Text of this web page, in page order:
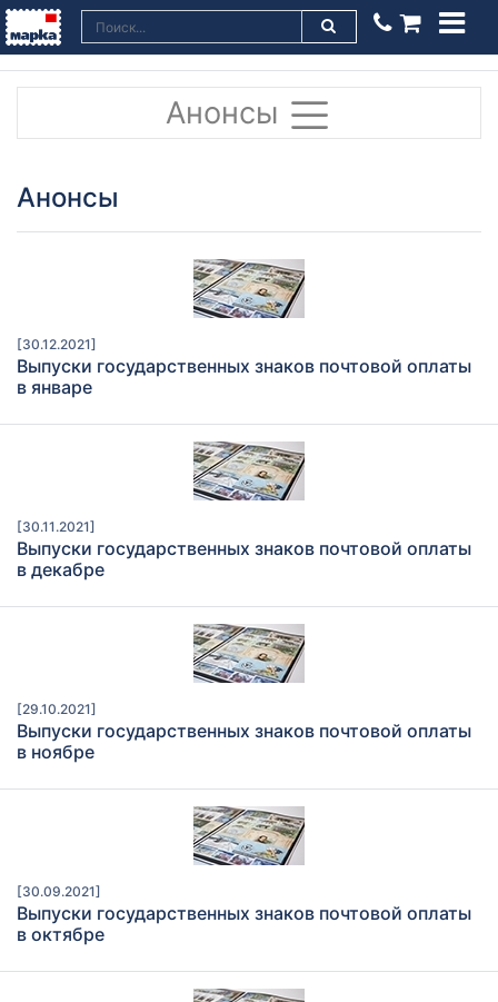
Анонсы
Анонсы
[30.12.2021]
Выпуски государственных знаков почтовой оплаты
в январе
[30.11.2021]
Выпуски государственных знаков почтовой оплаты
в декабре
[29.10.2021]
Выпуски государственных знаков почтовой оплаты
в ноябре
[30.09.2021]
Выпуски государственных знаков почтовой оплаты
в октябре